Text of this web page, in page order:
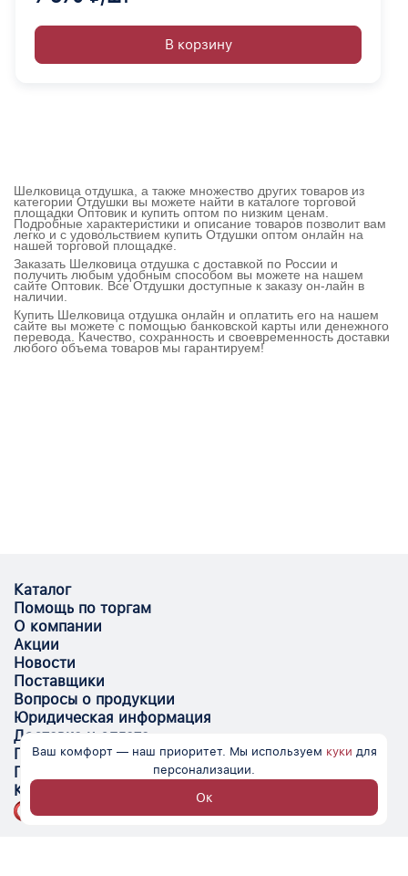
В корзину
Шелковица отдушка, а также множество других товаров из
категории Отдушки вы можете найти в каталоге торговой
площадки Оптовик и купить оптом по низким ценам.
Подробные характеристики и описание товаров позволит вам
легко и с удовольствием купить Отдушки оптом онлайн на
нашей торговой площадке.
Заказать Шелковица отдушка с доставкой по России и
получить любым удобным способом вы можете на нашем
сайте Оптовик. Все Отдушки доступные к заказу он-лайн в
наличии.
Купить Шелковица отдушка онлайн и оплатить его на нашем
сайте вы можете с помощью банковской карты или денежного
перевода. Качество, сохранность и своевременность доставки
любого объема товаров мы гарантируем!
Каталог
Помощь по торгам
О компании
Акции
Новости
Поставщики
Вопросы о продукции
Юридическая информация
Доставка и оплата
Поставщикам
Помощь
Контакты
Ваш комфорт — наш приоритет. Мы используем куки для
персонализации.
Ок